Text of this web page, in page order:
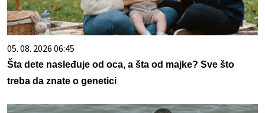
05. 08. 2026 06:45
Šta dete nasleđuje od oca, a šta od majke? Sve što
treba da znate o genetici